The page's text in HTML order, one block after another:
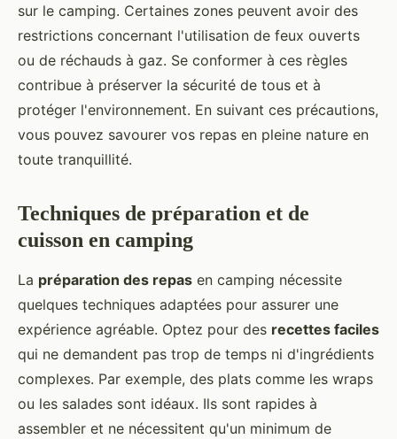
sur le camping. Certaines zones peuvent avoir des
restrictions concernant l'utilisation de feux ouverts
ou de réchauds à gaz. Se conformer à ces règles
contribue à préserver la sécurité de tous et à
protéger l'environnement. En suivant ces précautions,
vous pouvez savourer vos repas en pleine nature en
toute tranquillité.
Techniques de préparation et de
cuisson en camping
La préparation des repas en camping nécessite
quelques techniques adaptées pour assurer une
expérience agréable. Optez pour des recettes faciles
qui ne demandent pas trop de temps ni d'ingrédients
complexes. Par exemple, des plats comme les wraps
ou les salades sont idéaux. Ils sont rapides à
assembler et ne nécessitent qu'un minimum de